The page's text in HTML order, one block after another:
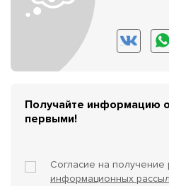
Получайте информацию
первыми!
Согласие на получение
информационных